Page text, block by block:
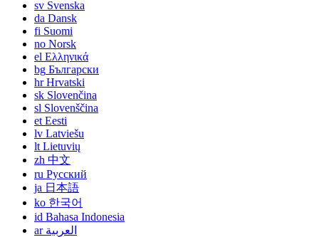
sv Svenska
da Dansk
fi Suomi
no Norsk
el Ελληνικά
bg Български
hrHrvatski
sk Slovenčina
sl Slovenščina
et Eesti
lv Latviešu
lt Lietuvių
zh 中文
ru Русский
ja 日本語
ko 한국어
id Bahasa Indonesia
ar العربية